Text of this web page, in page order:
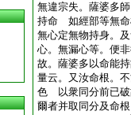
無違宗失。薩婆多
持命 如經部等無命
無心定無物持身。
心。無漏心等。便
故。薩婆多以命能
量云。又汝命根。
色 以衆同分前已破
爾者并取同分及命